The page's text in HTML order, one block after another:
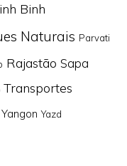
Binh
Naturais Parvati
Rajastão Sapa
Transportes
Yangon Yazd